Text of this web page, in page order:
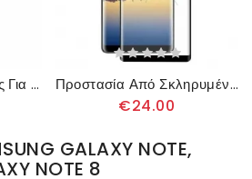
Προστατευτικό Οθόνης Για Samsung Galaxy Note 8 Προστασία Από Σκληρυμένο Γυαλί Για Το Samsung Galaxy Note 8
€24.00
GALAXY NOTE,
NOTE 8